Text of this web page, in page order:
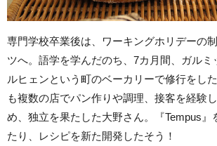
専門学校卒業後は、ワーキングホリデーの
ツへ。語学を学んだのち、7カ月間、ガルミ
ルヒェンという町のベーカリーで修行をし
も複数の店でパン作りや調理、接客を経験
め、独立を果たした大野さん。『Tempus』
たり、レシピを新た開発したそう！